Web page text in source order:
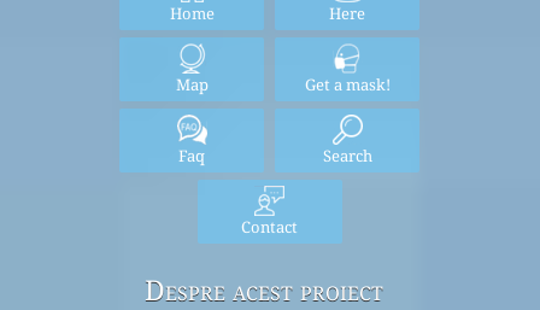
Home Here
Map Get a mask!
Faq Search
Contact
Despre acest proiect